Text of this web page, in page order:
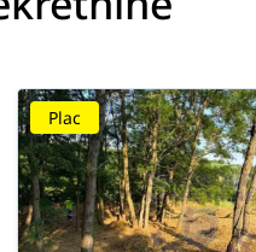
Plac